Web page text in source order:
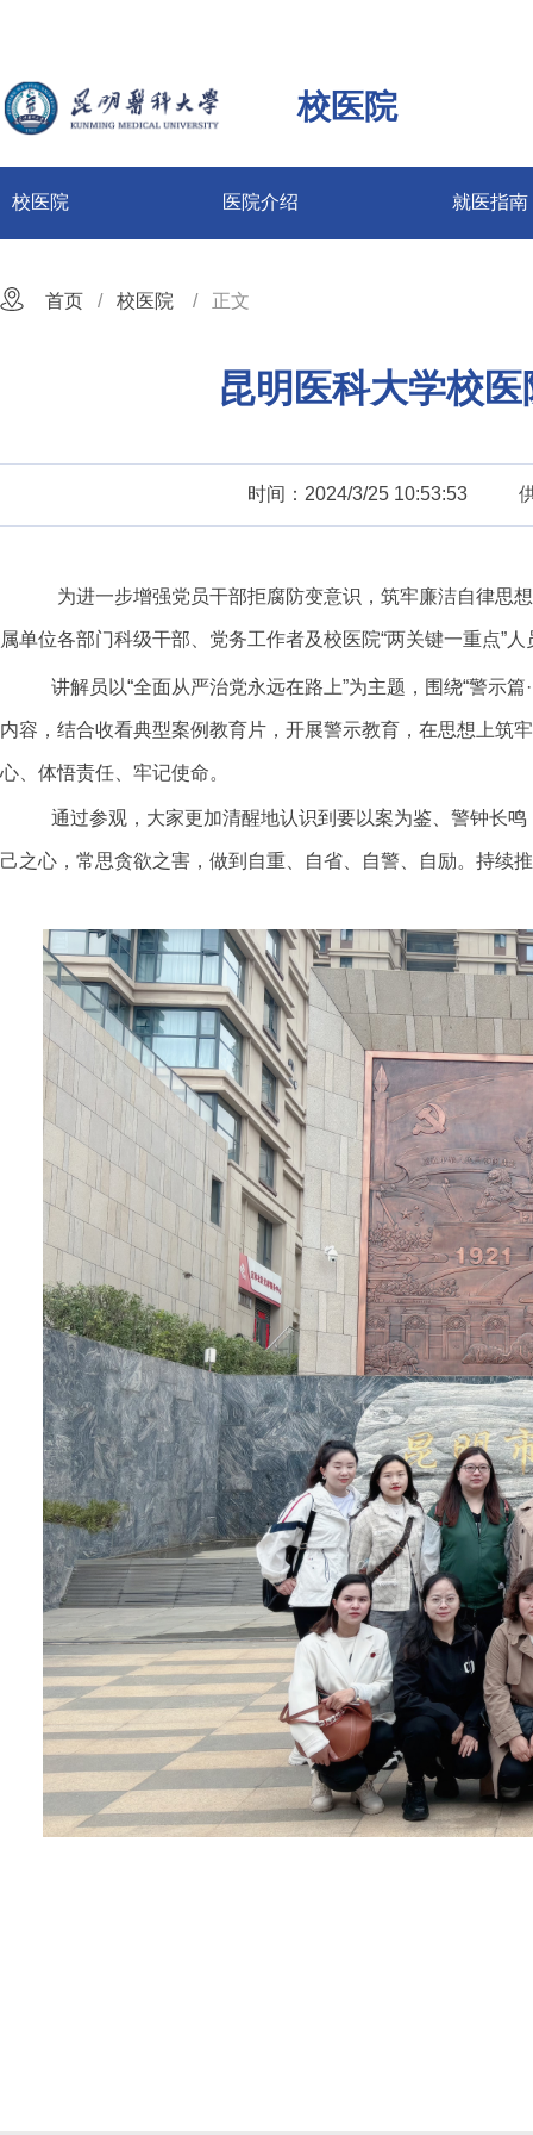
校医院
校医院 医院介绍 就医指南
首页 校医院 正文
昆明医科大学校
时间：2024/3/25 10:53:53
为进一步增强党员干部拒腐防变意识，筑牢廉洁自律思
属单位各部门科级干部、党务工作者及校医院“两关键一重点”人
讲解员以“全面从严治党永远在路上”为主题，围绕“警示
内容，结合收看典型案例教育片，开展警示教育，在思想上筑牢
心、体悟责任、牢记使命。
通过参观，大家更加清醒地认识到要以案为鉴、警钟长
己之心，常思贪欲之害，做到自重、自省、自警、自励。 持续